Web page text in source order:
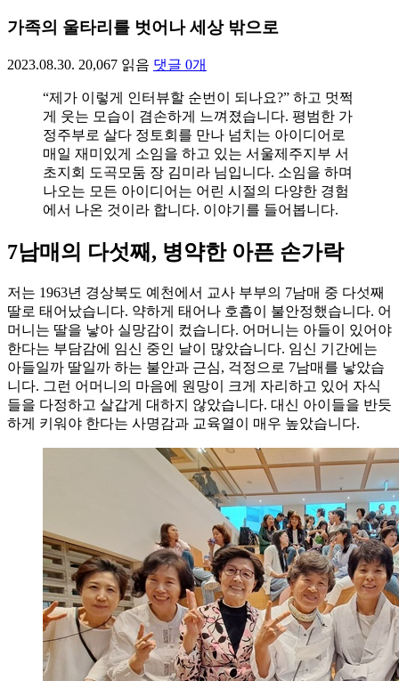
가족의 울타리를 벗어나 세상 밖으로
2023.08.30. 20,067 읽음 댓글 0개
“제가 이렇게 인터뷰할 순번이 되나요?” 하고 멋쩍
게 웃는 모습이 겸손하게 느껴졌습니다. 평범한 가
정주부로 살다 정토회를 만나 넘치는 아이디어로
매일 재미있게 소임을 하고 있는 서울제주지부 서
초지회 도곡모둠 장 김미라 님입니다. 소임을 하며
나오는 모든 아이디어는 어린 시절의 다양한 경험
에서 나온 것이라 합니다. 이야기를 들어봅니다.
7남매의 다섯째, 병약한 아픈 손가락
저는 1963년 경상북도 예천에서 교사 부부의 7남매 중 다섯째
딸로 태어났습니다. 약하게 태어나 호흡이 불안정했습니다. 어
머니는 딸을 낳아 실망감이 컸습니다. 어머니는 아들이 있어야
한다는 부담감에 임신 중인 날이 많았습니다. 임신 기간에는
아들일까 딸일까 하는 불안과 근심, 걱정으로 7남매를 낳았습
니다. 그런 어머니의 마음에 원망이 크게 자리하고 있어 자식
들을 다정하고 살갑게 대하지 않았습니다. 대신 아이들을 반듯
하게 키워야 한다는 사명감과 교육열이 매우 높았습니다.